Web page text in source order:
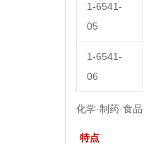
1-6541-
05
1-6541-
06
化学·制药·食
特点